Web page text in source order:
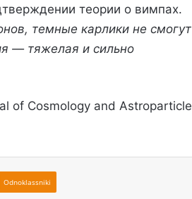
теории о вимпах.
темные карлики не смогут
— тяжелая и сильно
of Cosmology and Astroparticle
Odnoklassniki